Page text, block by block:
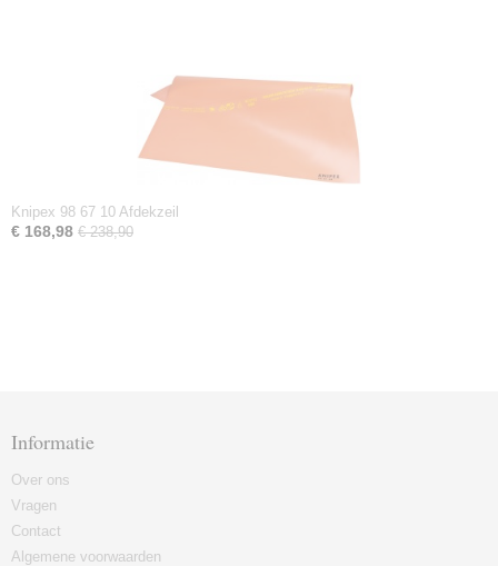
Knipex 98 67 10 Afdekzeil
€ 168,98 € 238,90
Informatie
Over ons
Vragen
Contact
Algemene voorwaarden